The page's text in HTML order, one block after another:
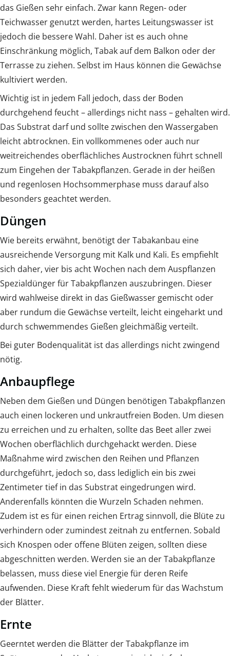
das Gießen sehr einfach. Zwar kann Regen- oder
Teichwasser genutzt werden, hartes Leitungswasser ist
jedoch die bessere Wahl. Daher ist es auch ohne
Einschränkung möglich, Tabak auf dem Balkon oder der
Terrasse zu ziehen. Selbst im Haus können die Gewächse
kultiviert werden.
Wichtig ist in jedem Fall jedoch, dass der Boden
durchgehend feucht – allerdings nicht nass – gehalten wird.
Das Substrat darf und sollte zwischen den Wassergaben
leicht abtrocknen. Ein vollkommenes oder auch nur
weitreichendes oberflächliches Austrocknen führt schnell
zum Eingehen der Tabakpflanzen. Gerade in der heißen
und regenlosen Hochsommerphase muss darauf also
besonders geachtet werden.
Düngen
Wie bereits erwähnt, benötigt der Tabakanbau eine
ausreichende Versorgung mit Kalk und Kali. Es empfiehlt
sich daher, vier bis acht Wochen nach dem Auspflanzen
Spezialdünger für Tabakpflanzen auszubringen. Dieser
wird wahlweise direkt in das Gießwasser gemischt oder
aber rundum die Gewächse verteilt, leicht eingeharkt und
durch schwemmendes Gießen gleichmäßig verteilt.
Bei guter Bodenqualität ist das allerdings nicht zwingend
nötig.
Anbaupflege
Neben dem Gießen und Düngen benötigen Tabakpflanzen
auch einen lockeren und unkrautfreien Boden. Um diesen
zu erreichen und zu erhalten, sollte das Beet aller zwei
Wochen oberflächlich durchgehackt werden. Diese
Maßnahme wird zwischen den Reihen und Pflanzen
durchgeführt, jedoch so, dass lediglich ein bis zwei
Zentimeter tief in das Substrat eingedrungen wird.
Anderenfalls könnten die Wurzeln Schaden nehmen.
Zudem ist es für einen reichen Ertrag sinnvoll, die Blüte zu
verhindern oder zumindest zeitnah zu entfernen. Sobald
sich Knospen oder offene Blüten zeigen, sollten diese
abgeschnitten werden. Werden sie an der Tabakpflanze
belassen, muss diese viel Energie für deren Reife
aufwenden. Diese Kraft fehlt wiederum für das Wachstum
der Blätter.
Ernte
Geerntet werden die Blätter der Tabakpflanze im